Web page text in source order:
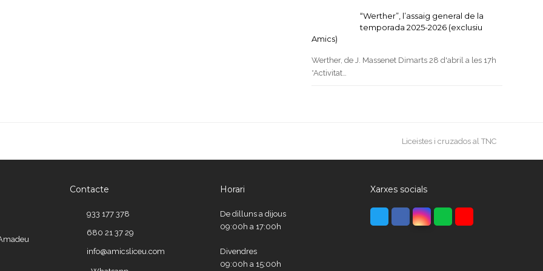
“Werther”, l’assaig general de la
temporada 2025-2026 (exclusiu
Amics)
Werther, de J. Massenet Dimarts 28 d'abril a les 17h
*Activitat…
next
Liceistes i cruzados al TNC
Contacte
933 177 378
680 21 37 29
info@amicsliceu.com
Horari
De dilluns a dijous
09:00h a 17:00h
Divendres
09:00h a 15:00h
Xarxes socials
TwitterFacebook
Instagram